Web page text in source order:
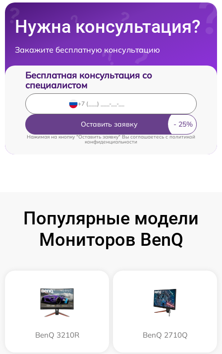
Нужна консультация?
Закажите бесплатную консультацию
Бесплатная консультация со
специалистом
Оставить заявку
Нажимая на кнопку "Оставить заявку" Вы соглашаетесь cполитикой
конфиденциальности
Популярные модели
Мониторов BenQ
BenQ 3210R BenQ 2710Q